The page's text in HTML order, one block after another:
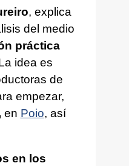
, explica
del medio
práctica
idea es
de
empezar,
en Poio, así
en los